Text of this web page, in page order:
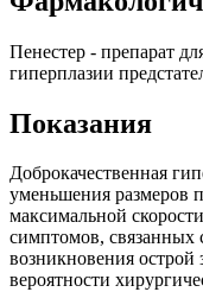
Пенестер - препарат
гиперплазии
Показания
Доброкачественная
уменьшения размеров
максимальной
симптомов, связанных
возникновения
вероятности